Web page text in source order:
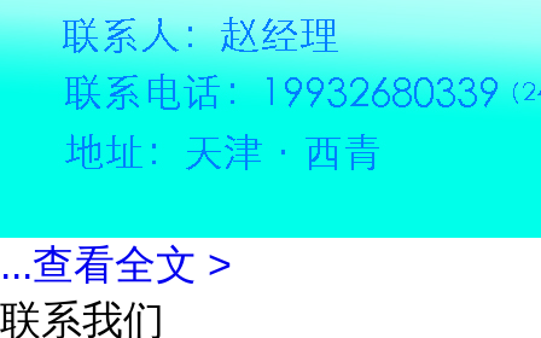
...查看全文 >
联系我们